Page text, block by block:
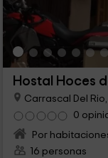
Hostal Hoces
Carrascal Del
0
Por
16 personas